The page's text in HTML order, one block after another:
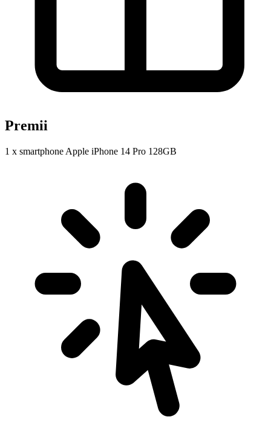
Premii
1 x smartphone Apple iPhone 14 Pro 128GB